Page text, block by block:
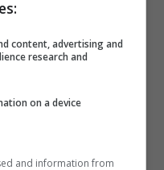
a Led e
content, advertising and
research and
on a device
and information from